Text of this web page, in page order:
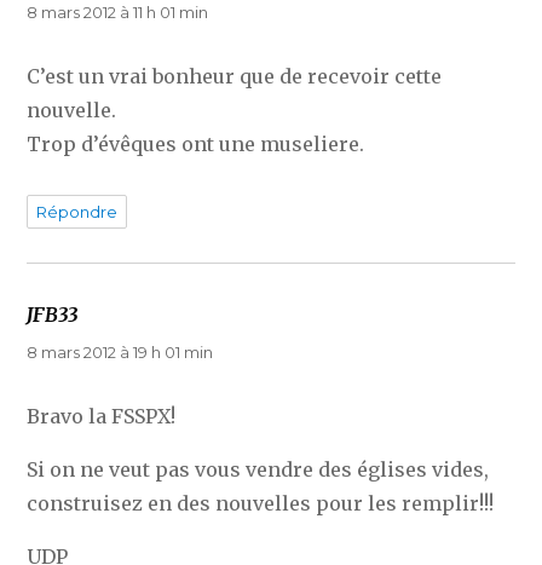
8 mars 2012 à 11 h 01 min
C’est un vrai bonheur que de recevoir cette
nouvelle.
Trop d’évêques ont une museliere.
Répondre
JFB33
8 mars 2012 à 19 h 01 min
Bravo la FSSPX!
Si on ne veut pas vous vendre des églises vides,
construisez en des nouvelles pour les remplir!!!
UDP